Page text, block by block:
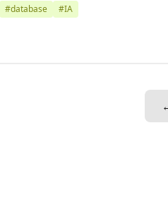
#database #IA